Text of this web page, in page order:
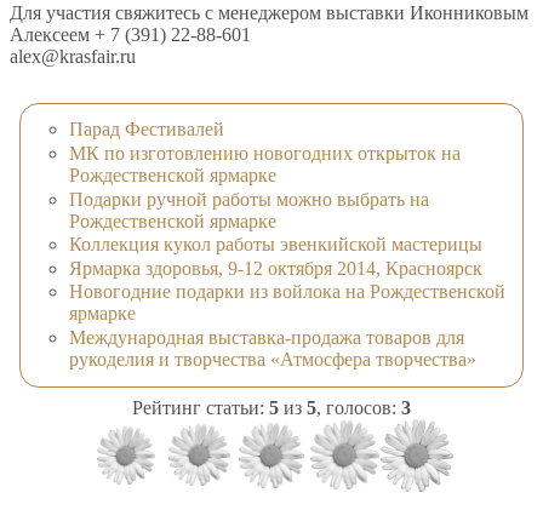
Для участия свяжитесь с менеджером выставки Иконниковым
Алексеем + 7 (391) 22-88-601
alex@krasfair.ru
Парад Фестивалей
МК по изготовлению новогодних открыток на
Рождественской ярмарке
Подарки ручной работы можно выбрать на
Рождественской ярмарке
Коллекция кукол работы эвенкийской мастерицы
Ярмарка здоровья, 9-12 октября 2014, Красноярск
Новогодние подарки из войлока на Рождественской
ярмарке
Международная выставка-продажа товаров для
рукоделия и творчества «Атмосфера творчества»
Рейтинг статьи: 5 из 5, голосов: 3